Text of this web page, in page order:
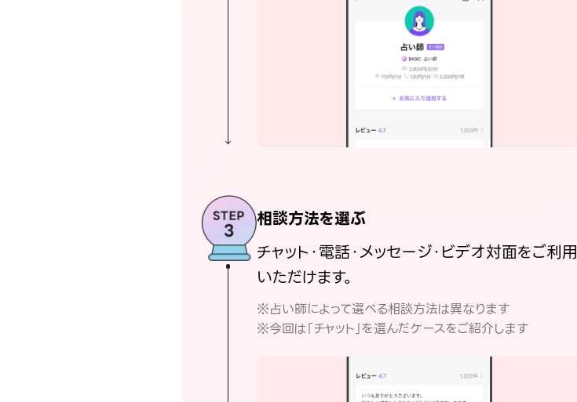
相談方法を選ぶ
チャット・電話・メッセージ・ビデオ対面をご利用
いただけます。
※占い師によって選べる相談方法は異なります
※今回は「チャット」を選んだケースをご紹介します